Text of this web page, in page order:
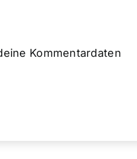
Kommentardaten